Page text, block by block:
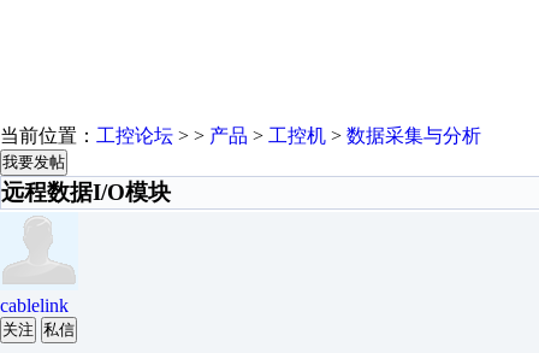
当前位置： 工控论坛 > > 产品 > 工控机 > 数据采集与分析
我要发帖
远程数据I/O模块
cablelink
关注 私信